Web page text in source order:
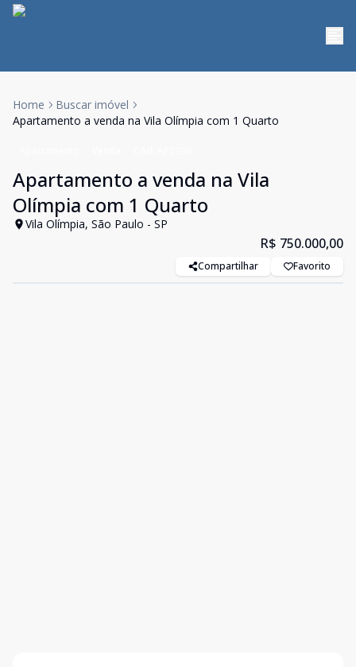
Home
Buscar imóvel
Apartamento a venda na Vila Olímpia com 1 Quarto
Apartamento a venda na Vila
Olímpia com 1 Quarto
Vila Olímpia, São Paulo - SP
R$ 750.000,00
Compartilhar Favorito